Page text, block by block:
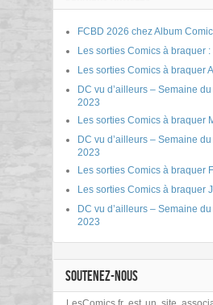
FCBD 2026 chez Album
Les sorties Comics à braquer
Les sorties Comics à braquer
DC vu d’ailleurs – Semaine
2023
Les sorties Comics à braquer
DC vu d’ailleurs – Semaine
2023
Les sorties Comics à braquer
Les sorties Comics à braquer
DC vu d’ailleurs – Semaine
2023
SOUTENEZ-NOUS